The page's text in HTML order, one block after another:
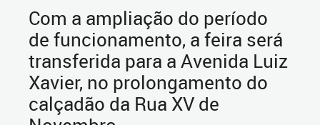
Com a ampliação do período
de funcionamento, a feira será
transferida para a Avenida Luiz
Xavier, no prolongamento do
calçadão da Rua XV de